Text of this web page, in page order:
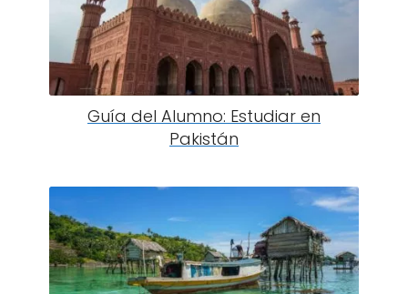
Guía del Alumno: Estudiar en
Pakistán